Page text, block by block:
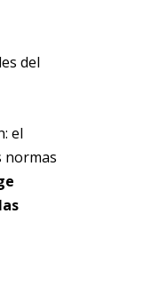
del
el
normas